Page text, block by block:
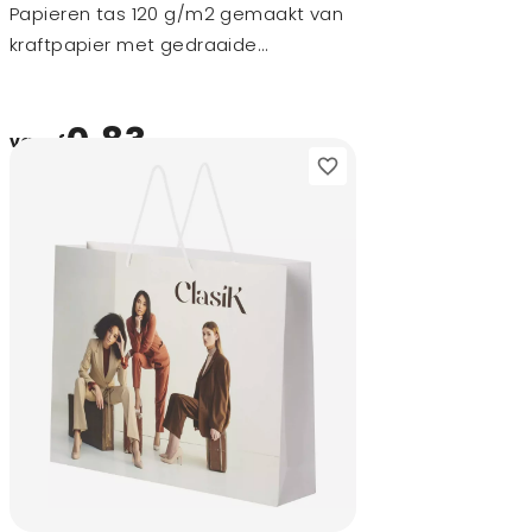
Papieren tas 120 g/m2 gemaakt van
kraftpapier met gedraaide
vanaf0,83